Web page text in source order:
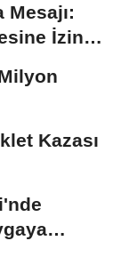
Mesajı:
İzin
Kazası